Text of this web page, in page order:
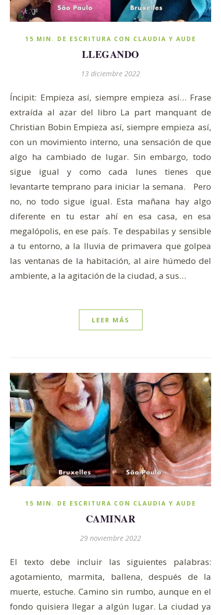
el sol y la luna: están seguros. Tener prisa es creer
et mouvement
15 MIN. DE ESCRITURA CON CLAUDIA Y AUDE
LLEGANDO
13 diciembre 2022
Íncipit: Empieza así, siempre empieza así… Frase
extraída al azar del libro La part manquant de
Christian Bobin Empieza así, siempre empieza así,
con un movimiento interno, una sensación de que
algo ha cambiado de lugar. Sin embargo, todo
sigue igual y como cada lunes tienes que
levantarte temprano para iniciar la semana. Pero
no, no todo sigue igual. Esta mañana hay algo
diferente en tu estar ahí en esa casa, en esa
megalópolis, en ese país. Te despabilas y sensible
a tu entorno, a la lluvia de primavera que golpea
las ventanas de la habitación, al aire húmedo del
ambiente, a la agitación de la ciudad, a sus…
LEER MÁS
15 MIN. DE ESCRITURA CON CLAUDIA Y AUDE
CAMINAR
29 noviembre 2022
El texto debe incluir las siguientes palabras:
agotamiento, marmita, ballena, después de la
muerte, estuche. Camino sin rumbo, aunque en el
fondo quisiera llegar a algún lugar. La ciudad ya